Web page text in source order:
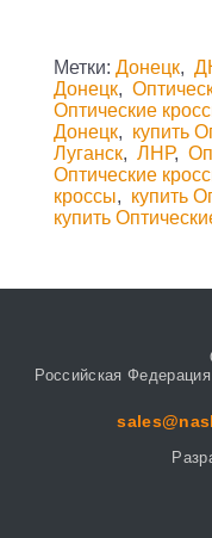
Метки: Донецк,
Донецк,
Оптические
Донецк, купить
Луганск, ЛНР,
Оптические
кроссы, купить
купить
Российская